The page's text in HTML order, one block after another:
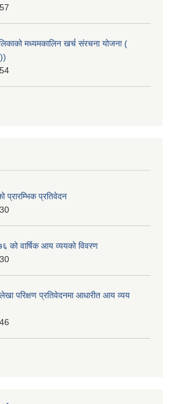
मध्यमकालिन खर्च संरचना योजना (
प्रारम्भिक प्रतिवेदन
को वार्षिक आय व्ययको विवरण
परिक्षण प्रतिवेदनमा आधारीत आय व्यय